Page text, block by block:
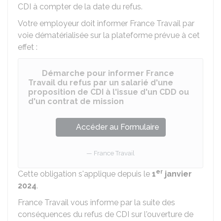
CDI à compter de la date du refus.
Votre employeur doit informer France Travail par
voie dématérialisée sur la plateforme prévue à cet
effet :
Démarche pour informer France
Travail du refus par un salarié d'une
proposition de CDI à l'issue d'un CDD ou
d'un contrat de mission
Accéder au Formulaire
France Travail
Cette obligation s'applique depuis le 1er janvier
2024.
France Travail vous informe par la suite des
conséquences du refus de CDI sur l'ouverture de